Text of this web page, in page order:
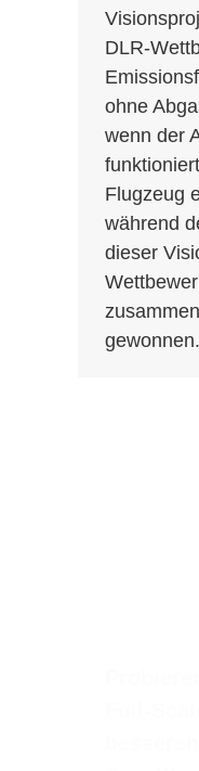
DLR-
ohne
wenn der
Flugzeug
während
dieser